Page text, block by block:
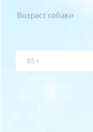
Возраст собаки
85 г